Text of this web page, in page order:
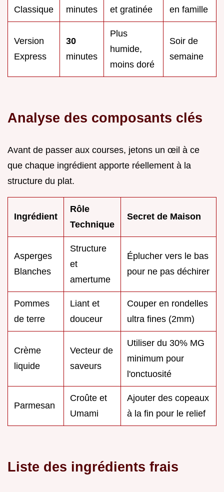
Classique
minutes
et gratinée
en famille
Version
Express
30
minutes
Plus
humide,
moins doré
Soir de
semaine
Analyse des composants clés
Avant de passer aux courses, jetons un œil à ce
que chaque ingrédient apporte réellement à la
structure du plat.
Ingrédient
Rôle
Technique
Secret de Maison
Asperges
Blanches
Structure
et
amertume
Éplucher vers le bas
pour ne pas déchirer
Pommes
de terre
Liant et
douceur
Couper en rondelles
ultra fines (2mm)
Crème
liquide
Vecteur de
saveurs
Utiliser du 30% MG
minimum pour
l'onctuosité
Parmesan
Croûte et
Umami
Ajouter des copeaux
à la fin pour le relief
Liste des ingrédients frais